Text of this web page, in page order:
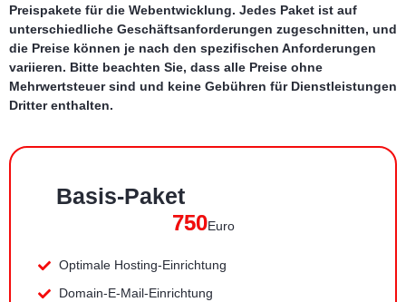
Preispakete für die Webentwicklung. Jedes Paket ist auf
unterschiedliche Geschäftsanforderungen zugeschnitten, und
die Preise können je nach den spezifischen Anforderungen
variieren. Bitte beachten Sie, dass alle Preise ohne
Mehrwertsteuer sind und keine Gebühren für Dienstleistungen
Dritter enthalten.
Basis-Paket
750Euro
Optimale Hosting-Einrichtung
Domain-E-Mail-Einrichtung